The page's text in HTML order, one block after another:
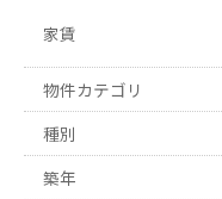
家賃
物件カテゴリ
種別
築年